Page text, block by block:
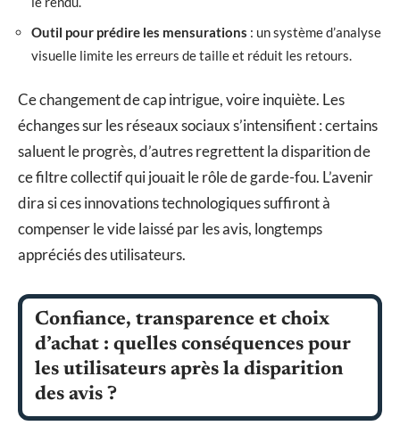
Outil pour prédire les mensurations : un système d’analyse
visuelle limite les erreurs de taille et réduit les retours.
Ce changement de cap intrigue, voire inquiète. Les
échanges sur les réseaux sociaux s’intensifient : certains
saluent le progrès, d’autres regrettent la disparition de
ce filtre collectif qui jouait le rôle de garde-fou. L’avenir
dira si ces innovations technologiques suffiront à
compenser le vide laissé par les avis, longtemps
appréciés des utilisateurs.
Confiance, transparence et choix
d’achat : quelles conséquences pour
les utilisateurs après la disparition
des avis ?